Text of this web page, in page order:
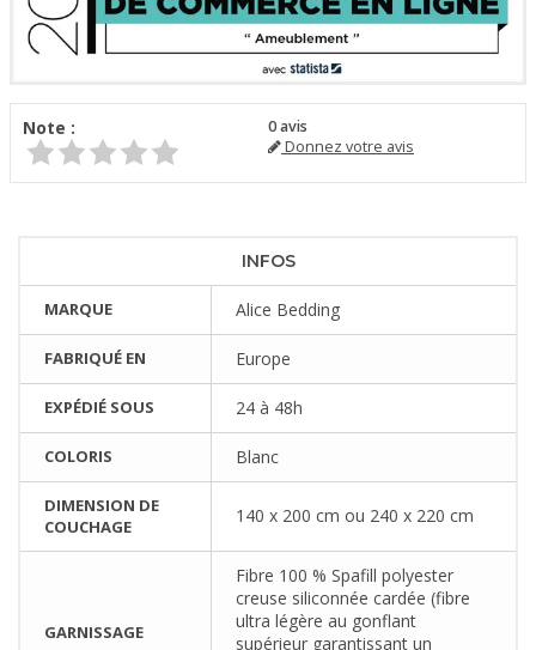
Note : 0avis
Donnez votre avis
INFOS
MARQUE Alice Bedding
FABRIQUÉ EN Europe
EXPÉDIÉ SOUS 24 à 48h
COLORIS Blanc
DIMENSION DE
COUCHAGE
140 x 200 cm ou 240 x 220 cm
GARNISSAGE
Fibre 100 % Spafill polyester
creuse siliconnée cardée (fibre
ultra légère au gonflant
supérieur garantissant un